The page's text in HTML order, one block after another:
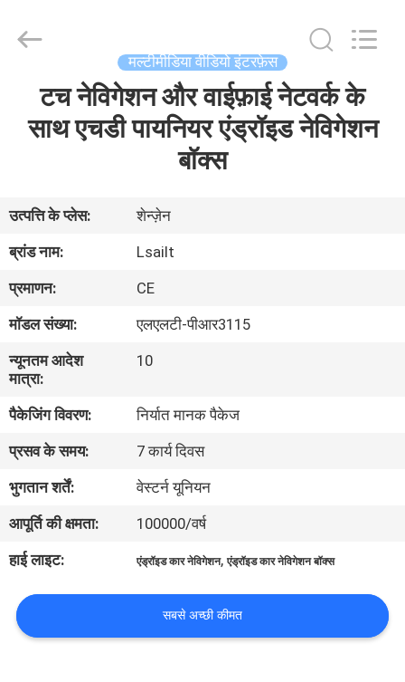
वीडियो
बारे
में
कारखाना
भ्रमण
गुणवत्ता
नियंत्रण
संपर्क
करें
Electron
Co.,Ltd.
मल्टीमीडिया वीडियो इंटरफ़ेस
टच नेविगेशन और वाईफ़ाई नेटवर्क के
साथ एचडी पायनियर एंड्रॉइड नेविगेशन
बॉक्स
उत्पत्ति के प्लेस:
शेन्ज़ेन
ब्रांड नाम:
Lsailt
प्रमाणन:
CE
मॉडल संख्या:
एलएलटी-पीआर3115
न्यूनतम आदेश
मात्रा:
10
पैकेजिंग विवरण:
निर्यात मानक पैकेज
प्रसव के समय:
7 कार्य दिवस
भुगतान शर्तें:
वेस्टर्न यूनियन
आपूर्ति की क्षमता:
100000/वर्ष
हाई लाइट:
एंड्रॉइड कार नेविगेशन,एंड्रॉइड कार नेविगेशन बॉक्स
सबसे अच्छी कीमत